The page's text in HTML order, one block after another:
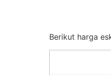
Berikut harga